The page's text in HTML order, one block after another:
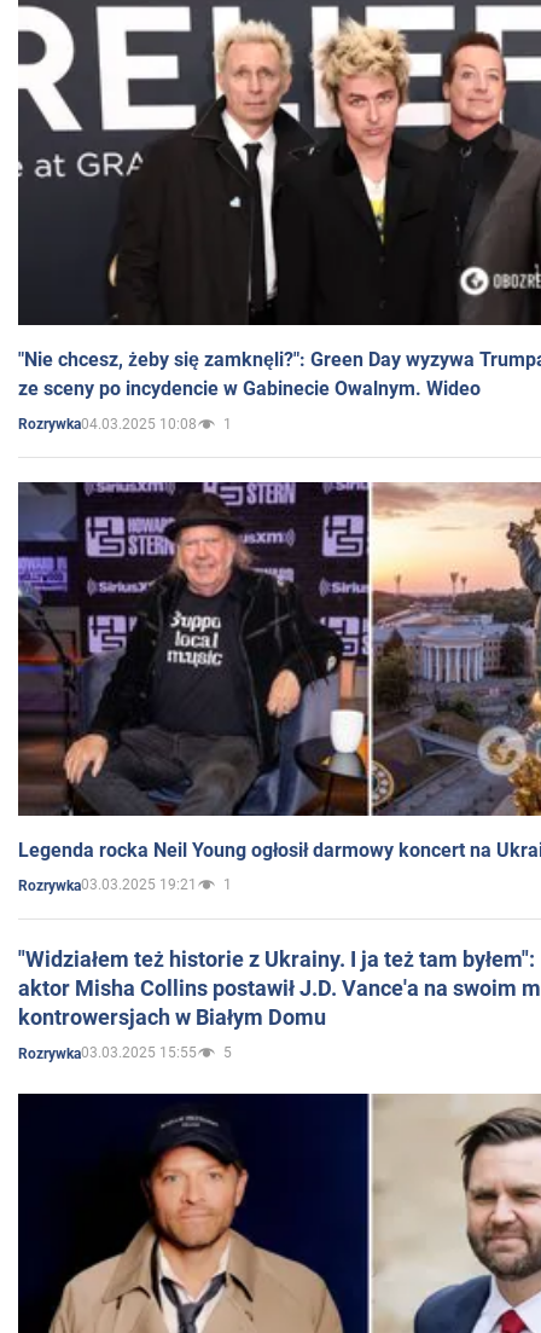
"Nie chcesz, żeby się zamknęli?": Green Day wyzywa
ze sceny po incydencie w Gabinecie Owalnym. Wideo
Rozrywka04.03.2025 10:08 1
Legenda rocka Neil Young ogłosił darmowy koncert na
Rozrywka03.03.2025 19:21 1
"Widziałem też historie z Ukrainy. I ja też tam
aktor Misha Collins postawił J.D. Vance'a na swoim
kontrowersjach w Białym Domu
Rozrywka03.03.2025 15:55 5